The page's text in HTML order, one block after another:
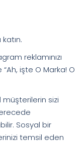
reklamınızı
işte O Marka! O
müşterilerin sizi
Sosyal bir
temsil eden